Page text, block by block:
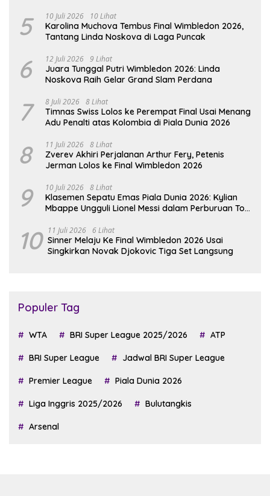
5 10 Juli 2026 10 Lihat
Karolina Muchova Tembus Final Wimbledon 2026,
Tantang Linda Noskova di Laga Puncak
6 12 Juli 2026 9 Lihat
Juara Tunggal Putri Wimbledon 2026: Linda
Noskova Raih Gelar Grand Slam Perdana
7 8 Juli 2026 8 Lihat
Timnas Swiss Lolos ke Perempat Final Usai Menang
Adu Penalti atas Kolombia di Piala Dunia 2026
8 11 Juli 2026 8 Lihat
Zverev Akhiri Perjalanan Arthur Fery, Petenis
Jerman Lolos ke Final Wimbledon 2026
9 10 Juli 2026 8 Lihat
Klasemen Sepatu Emas Piala Dunia 2026: Kylian
Mbappe Ungguli Lionel Messi dalam Perburuan Top
10 11 Juli 2026 6 Lihat
Sinner Melaju Ke Final Wimbledon 2026 Usai
Singkirkan Novak Djokovic Tiga Set Langsung
Populer Tag
WTA BRI Super League 2025/2026 ATP
BRI Super League Jadwal BRI Super League
Premier League Piala Dunia 2026
Liga Inggris 2025/2026 Bulutangkis
Arsenal